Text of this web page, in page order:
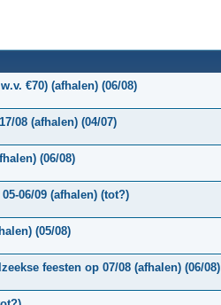
€70) (afhalen) (06/08)
08 (afhalen) (04/07)
(06/08)
06/09 (afhalen) (tot?)
(05/08)
feesten op 07/08 (afhalen) (06/08)